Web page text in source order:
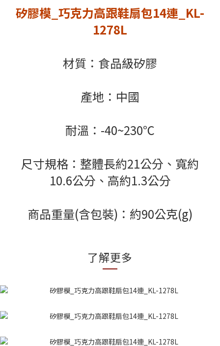
矽膠模_巧克力高跟鞋扇包14連_KL-
1278L
材質：食品級矽膠
產地：中國
耐溫：-40~230℃
尺寸規格：整體長約21公分、寬約
10.6公分、高約1.3公分
商品重量(含包裝)：約90公克(g)
了解更多